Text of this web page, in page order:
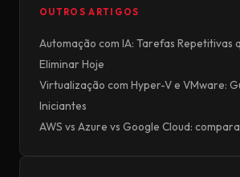
OUTROS ARTIGOS
Automação com IA: Tarefas Repetitivas
Eliminar Hoje
Virtualização com Hyper-V e VMware:
Iniciantes
AWS vs Azure vs Google Cloud: